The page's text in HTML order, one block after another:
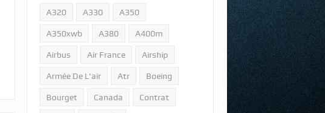
A320 A330 A350
A350xwb A380 A400m
Airbus Air France Airship
Armée De L'air Atr Boeing
Bourget Canada Contrat